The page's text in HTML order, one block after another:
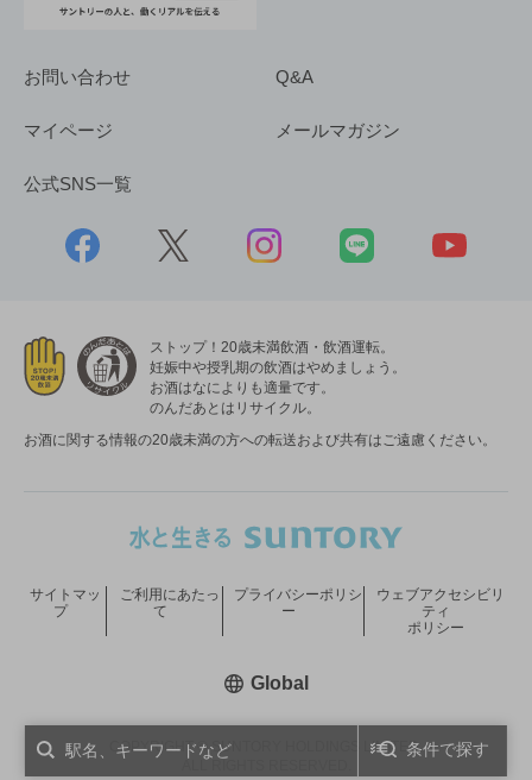
条件で探す
お問い合わせ Q&A
マイページ メールマガジン
公式SNS一覧
ストップ！20歳未満飲酒・飲酒運転。
妊娠中や授乳期の飲酒はやめましょう。
お酒はなによりも適量です。
のんだあとはリサイクル。
お酒に関する情報の20歳未満の方への転送および共有はご遠慮ください。
COPYRIGHT © SUNTORY HOLDINGS LIMITED.
サイトマッ
プ
ご利用にあたっ
て
プライバシーポリシ
ー
ウェブアクセシビリ
ティ
ポリシー
Global新しいウィンドウで開く